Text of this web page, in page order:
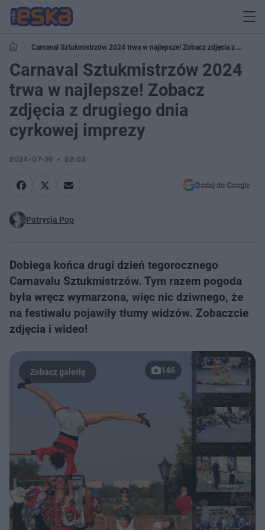
Carnaval Sztukmistrzów 2024 trwa w najlepsze! Zobacz zdjęcia z
drugiego dnia cyrkowej imprezy
Carnaval Sztukmistrzów 2024
trwa w najlepsze! Zobacz
zdjęcia z drugiego dnia
cyrkowej imprezy
2024-07-26 22:02
Dodaj do Google
Patrycja Pop
Dobiega końca drugi dzień tegorocznego
Carnavalu Sztukmistrzów. Tym razem pogoda
była wręcz wymarzona, więc nic dziwnego, że
na festiwalu pojawiły tłumy widzów. Zobaczcie
zdjęcia i wideo!
146